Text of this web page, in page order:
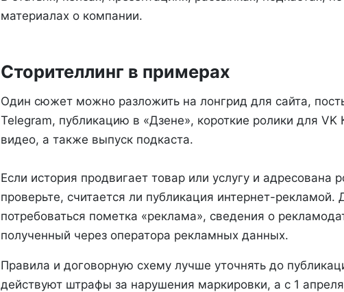
материалах о компании.
Сторителлинг в примерах
Один сюжет можно разложить на лонгрид для сайта,
Telegram, публикацию в «Дзене», короткие ролики для VK
видео, а также выпуск подкаста.
Если история продвигает товар или услугу и адресована
проверьте, считается ли публикация интернет-
потребоваться пометка «реклама», сведения о
полученный через оператора рекламных данных.
Правила и договорную схему лучше уточнять до
действуют штрафы за нарушения маркировки, а с 1